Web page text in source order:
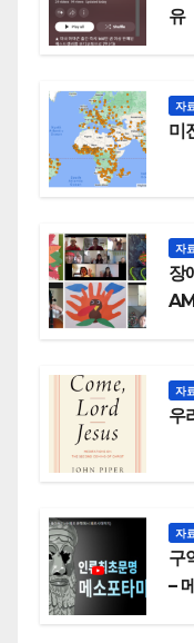
유
자
미
자
장
자
우
자
구
–